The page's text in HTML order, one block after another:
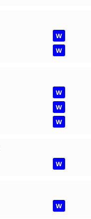
W
W
W
W
W
W
W